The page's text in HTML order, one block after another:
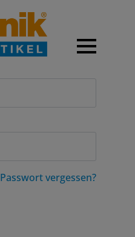
Passwort vergessen?